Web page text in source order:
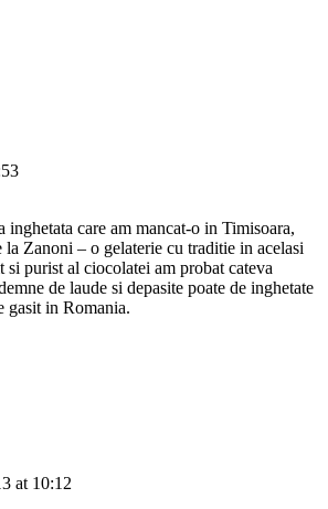
inghetata care am mancat-o in Timisoara,
la Zanoni – o gelaterie cu traditie in acelasi
purist al ciocolatei am probat cateva
de laude si depasite poate de inghetate
gasit in Romania.
at 10:12